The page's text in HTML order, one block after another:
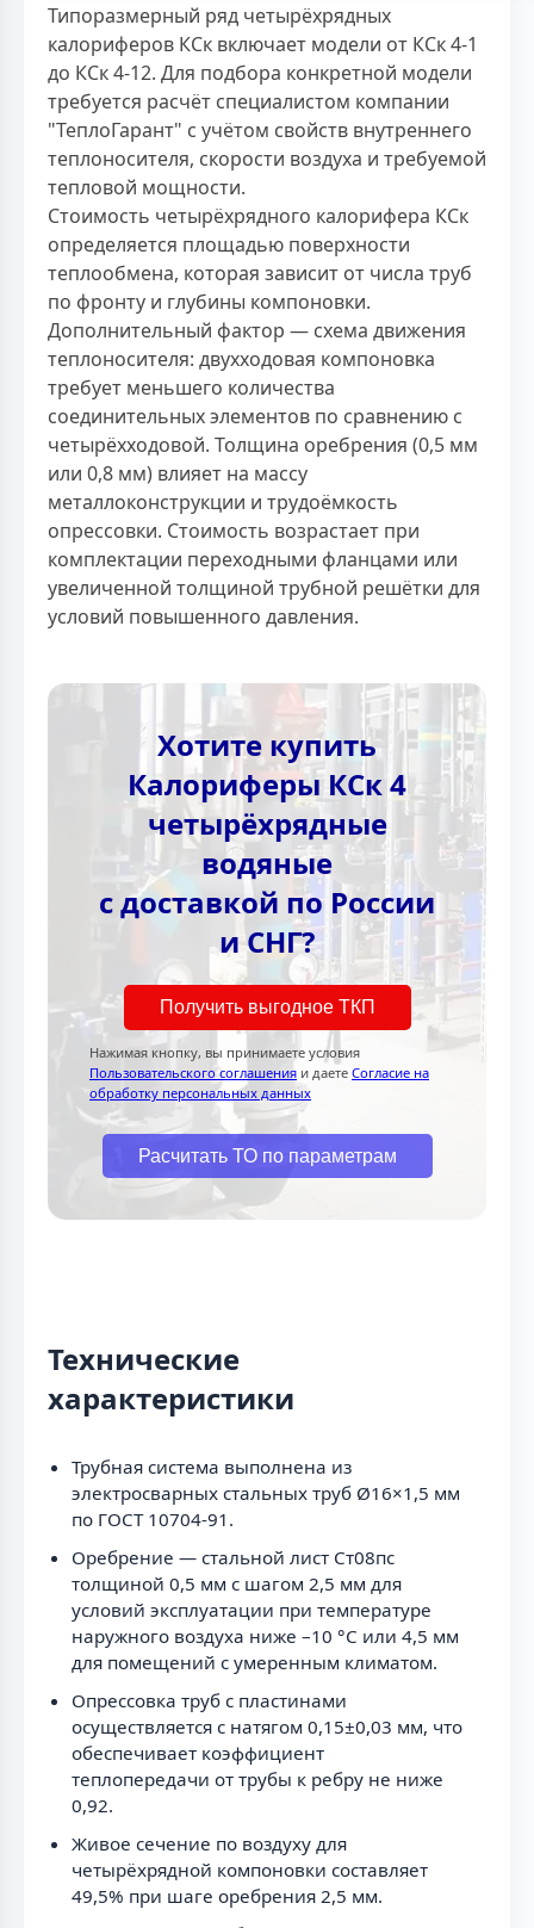
Типоразмерный ряд четырёхрядных
калориферов КСк включает модели от КСк 4-1
до КСк 4-12. Для подбора конкретной модели
требуется расчёт специалистом компании
"ТеплоГарант" с учётом свойств внутреннего
теплоносителя, скорости воздуха и требуемой
тепловой мощности.
Стоимость четырёхрядного калорифера КСк
определяется площадью поверхности
теплообмена, которая зависит от числа труб
по фронту и глубины компоновки.
Дополнительный фактор — схема движения
теплоносителя: двухходовая компоновка
требует меньшего количества
соединительных элементов по сравнению с
четырёхходовой. Толщина оребрения (0,5 мм
или 0,8 мм) влияет на массу
металлоконструкции и трудоёмкость
опрессовки. Стоимость возрастает при
комплектации переходными фланцами или
увеличенной толщиной трубной решётки для
условий повышенного давления.
Хотите купить
Калориферы КСк 4
четырёхрядные
водяные
с доставкой по России
и СНГ?
Получить выгодное ТКП
Нажимая кнопку, вы принимаете условия
Пользовательского соглашения и даете Согласие на
обработку персональных данных
Расчитать ТО по параметрам
Технические
характеристики
Трубная система выполнена из
электросварных стальных труб Ø16×1,5 мм
по ГОСТ 10704-91.
Оребрение — стальной лист Ст08пс
толщиной 0,5 мм с шагом 2,5 мм для
условий эксплуатации при температуре
наружного воздуха ниже –10 °С или 4,5 мм
для помещений с умеренным климатом.
Опрессовка труб с пластинами
осуществляется с натягом 0,15±0,03 мм, что
обеспечивает коэффициент
теплопередачи от трубы к ребру не ниже
0,92.
Живое сечение по воздуху для
четырёхрядной компоновки составляет
49,5% при шаге оребрения 2,5 мм.